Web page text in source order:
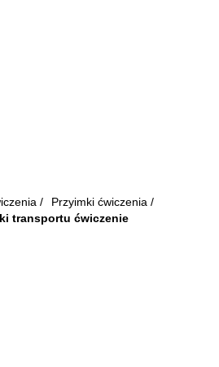
/ Przyimki ćwiczenia /
transportu ćwiczenie